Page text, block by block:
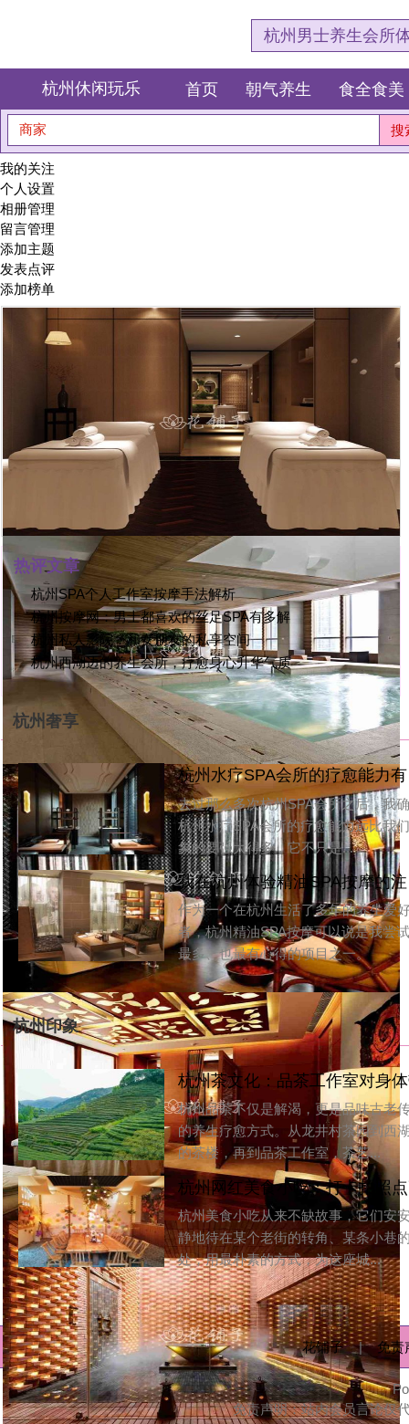
杭州男士养生会所体验网，专注
杭州休闲玩乐 首页 朝气养生 食全食美 狂欢派对
我的关注
个人设置
相册管理
留言管理
添加主题
发表点评
添加榜单
热评文章
杭州SPA个人工作室按摩手法解析
杭州按摩网：男士都喜欢的丝足SPA有多解
杭州私人影院：和女朋友的私享空间
杭州西湖边的养生会所，疗愈身心升华气质
蒸排毒、
专为男
里的SPA
[SPA会所
SPA会所
[SPA会所
按摩体验
[杭州养生
功效
[杭州养生
多解压
[杭州养生
松方式
杭州奢享
杭州水疗SPA会所的疗愈能力有
去过那么多次杭州SPA会所之后，我确信
杭州水疗SPA会所的疗愈能力远比我们想
象的要强大得多，它不只是...
我在杭州体验精油SPA按摩的注
作为一个在杭州生活了多年的养生爱好
者，杭州精油SPA按摩可以说是我尝试过
最多、也最有心得的项目之一。
[
[
[
[
[
[
杭州印象
杭州茶文化：品茶工作室对身体带
杭州品茶不仅是解渴，更是品味古老传承
的养生疗愈方式。从龙井村茶园到西湖边
的茶楼，再到品茶工作室，茶艺...
杭州网红美食小吃：打卡拍照点亮
杭州美食小吃从来不缺故事，它们安安静
静地待在某个老街的转角、某条小巷的深
处，用最朴素的方式，为这座城...
[
[
[
[
[
[
[
花铺子 | 免责声明 | 隐私政
Powered by
免责声明：站内会员言论仅代表个人观点，